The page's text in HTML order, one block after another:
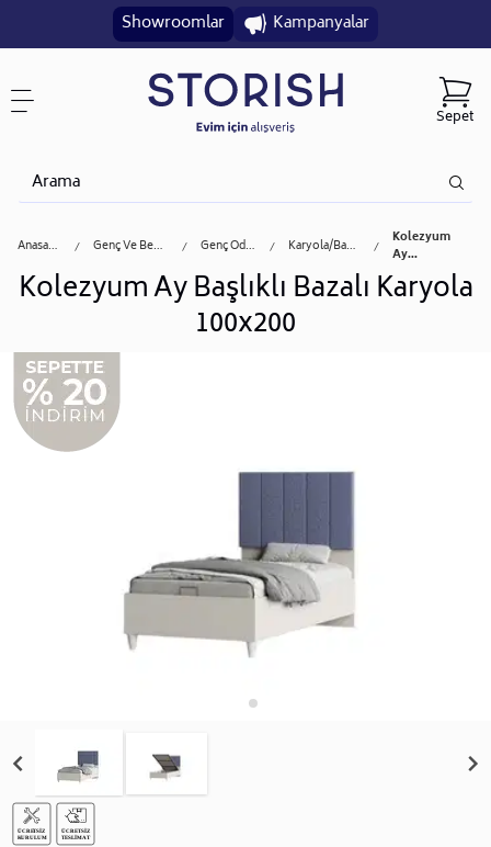
Showroomlar Kampanyalar
Sepet
Anasayfa Genç Ve Bebek Genç Odası Karyola/başlık
Kolezyum
Ay...
Kolezyum Ay Başlıklı Bazalı Karyola
100x200